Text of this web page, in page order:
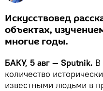
Искусствовед
объектах,
многие годы.
БАКУ, 5 авг — Sputnik. В
количество
известными людьми в